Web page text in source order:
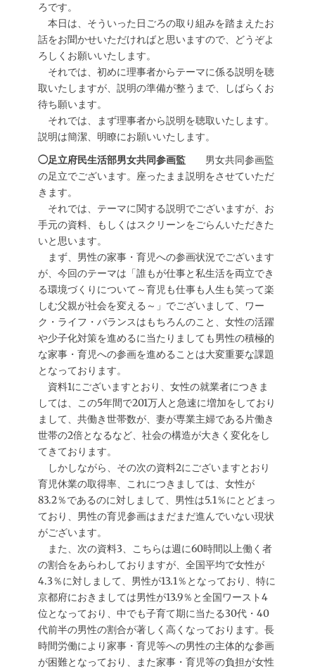
ろです。
本日は、そういった日ごろの取り組みを踏まえたお
話をお聞かせいただければと思いますので、どうぞよ
ろしくお願いいたします。
それでは、初めに理事者からテーマに係る説明を聴
取いたしますが、説明の準備が整うまで、しばらくお
待ち願います。
それでは、まず理事者から説明を聴取いたします。
説明は簡潔、明瞭にお願いいたします。
◯足立府民生活部男女共同参画監 男女共同参画監
の足立でございます。座ったまま説明をさせていただ
きます。
それでは、テーマに関する説明でございますが、お
手元の資料、もしくはスクリーンをごらんいただきた
いと思います。
まず、男性の家事・育児への参画状況でございます
が、今回のテーマは「誰もが仕事と私生活を両立でき
る環境づくりについて～育児も仕事も人生も笑って楽
しむ父親が社会を変える～」でございまして、ワー
ク・ライフ・バランスはもちろんのこと、女性の活躍
や少子化対策を進めるに当たりましても男性の積極的
な家事・育児への参画を進めることは大変重要な課題
となっております。
資料1にございますとおり、女性の就業者につきま
しては、この5年間で201万人と急速に増加をしており
まして、共働き世帯数が、妻が専業主婦である片働き
世帯の2倍となるなど、社会の構造が大きく変化をし
てきております。
しかしながら、その次の資料2にございますとおり
育児休業の取得率、これにつきましては、女性が
83.2％であるのに対しまして、男性は5.1％にとどまっ
ており、男性の育児参画はまだまだ進んでいない現状
がございます。
また、次の資料3、こちらは週に60時間以上働く者
の割合をあらわしておりますが、全国平均で女性が
4.3％に対しまして、男性が13.1％となっており、特に
京都府におきましては男性が13.9％と全国ワースト4
位となっており、中でも子育て期に当たる30代・40
代前半の男性の割合が著しく高くなっております。長
時間労働により家事・育児等への男性の主体的な参画
が困難となっており、また家事・育児等の負担が女性